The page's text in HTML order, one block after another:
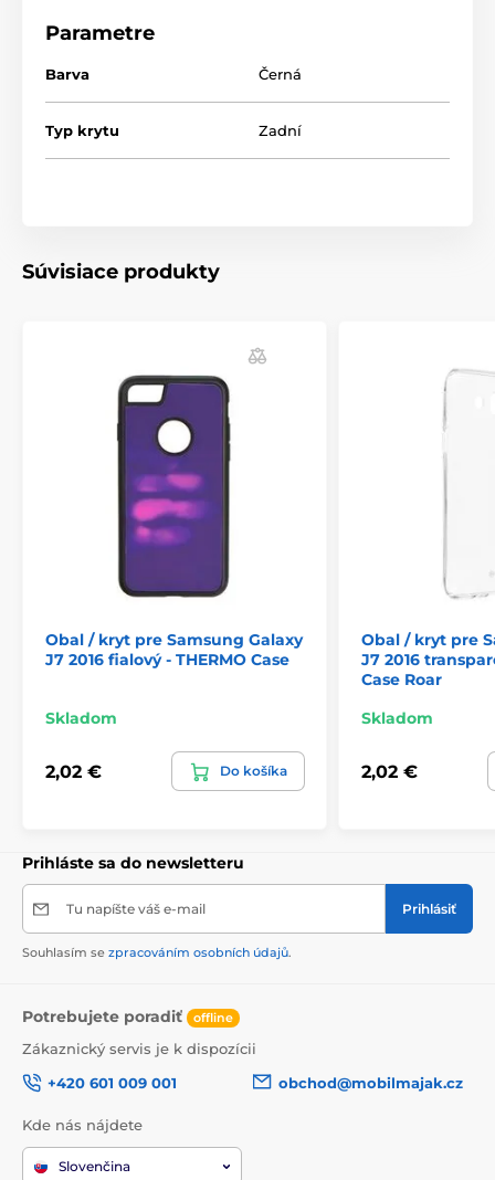
Parametre
Barva Černá
Typ krytu Zadní
Súvisiace produkty
Obal / kryt pre Samsung Galaxy
J7 2016 fialový - THERMO Case
Skladom
2,02 € Do košíka
Obal / kryt pre
J7 2016
Case Roar
Skladom
2,02 €
Prihláste sa do newsletteru
Tu napíšte váš e-mail Prihlásiť
Souhlasím se zpracováním osobních údajů.
Potrebujete poradiť offline
Zákaznický servis je k dispozícii
+420 601 009 001
obchod@mobilmajak.cz
Kde nás nájdete
Slovenčina